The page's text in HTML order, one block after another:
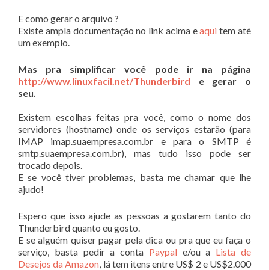
E como gerar o arquivo ?
Existe ampla documentação no link acima eaqui tem até
um exemplo.
Mas pra simplificar você pode ir na página
http://www.linuxfacil.net/Thunderbird e gerar o
seu.
Existem escolhas feitas pra você, como o nome dos
servidores (hostname) onde os serviços estarão (para
IMAP imap.suaempresa.com.br e para o SMTP é
smtp.suaempresa.com.br), mas tudo isso pode ser
trocado depois.
E se você tiver problemas, basta me chamar que lhe
ajudo!
Espero que isso ajude as pessoas a gostarem tanto do
Thunderbird quanto eu gosto.
E se alguém quiser pagar pela dica ou pra que eu faça o
serviço, basta pedir a conta Paypale/ou a Lista de
Desejos da Amazon, lá tem itens entre US$ 2 e US$2.000